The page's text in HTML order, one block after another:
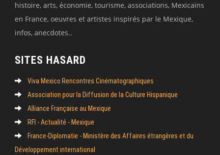
histoire, arts, économie, tourisme, associations, Mexicains
en France, oeuvres et artistes inspirés par le Mexique,
infos, anecdotes..
SITES HASARD
Viva Mexico Rencontres Cinématographiques
Association pour la Diffusion de la Culture Hispanique
Alliance Française au Mexique
RFI - Actualité - Mexique
France-Diplomatie - Ministère des Affaires étrangères et du
Développement international